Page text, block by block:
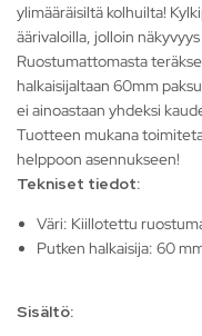
ylimääräisiltä kolhuilta!
äärivaloilla, jolloin
Ruostumattomasta
halkaisijaltaan 60mm
ei ainoastaan yhdeksi
Tuotteen mukana
helppoon asennukseen!
Tekniset tiedot:
Väri: Kiillotettu
Putken halkaisija: 60
Sisältö: